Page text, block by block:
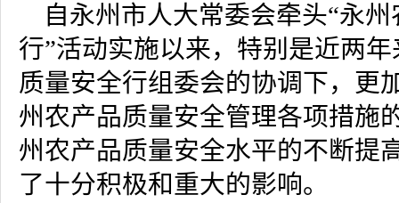
自永州市人大常委会牵头“永
行”活动实施以来，特别是近两
质量安全行组委会的协调下，更
州农产品质量安全管理各项措施
州农产品质量安全水平的不断提
了十分积极和重大的影响。